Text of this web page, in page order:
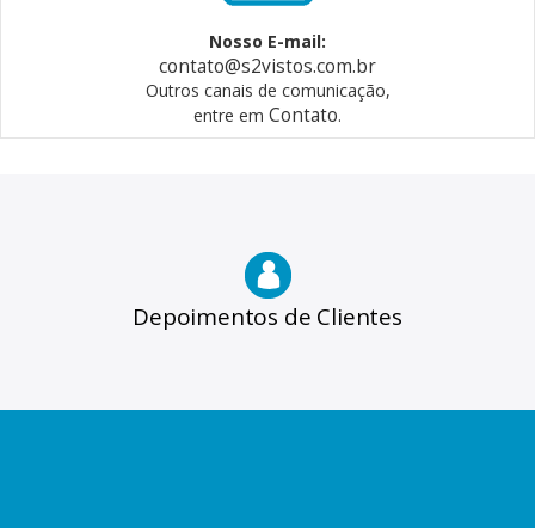
Nosso E-mail:
contato@s2vistos.com.br
Outros canais de comunicação,
entre em Contato.
Depoimentos de Clientes